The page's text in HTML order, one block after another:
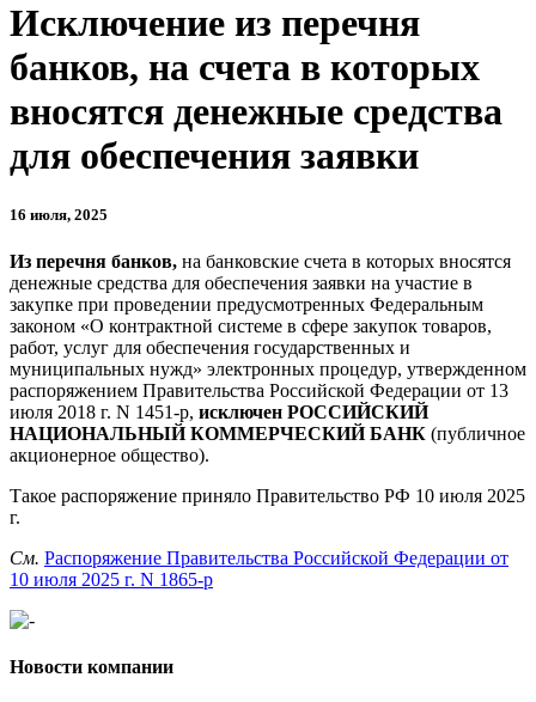
Исключение из перечня
банков, на счета в которых
вносятся денежные средства
для обеспечения заявки
16 июля, 2025
Из перечня банков, на банковские счета в которых вносятся
денежные средства для обеспечения заявки на участие в
закупке при проведении предусмотренных Федеральным
законом «О контрактной системе в сфере закупок товаров,
работ, услуг для обеспечения государственных и
муниципальных нужд» электронных процедур, утвержденном
распоряжением Правительства Российской Федерации от 13
июля 2018 г. N 1451-р, исключен РОССИЙСКИЙ
НАЦИОНАЛЬНЫЙ КОММЕРЧЕСКИЙ БАНК (публичное
акционерное общество).
Такое распоряжение приняло Правительство РФ 10 июля 2025
г.
См. Распоряжение Правительства Российской Федерации от
10 июля 2025 г. N 1865-р
Новости компании